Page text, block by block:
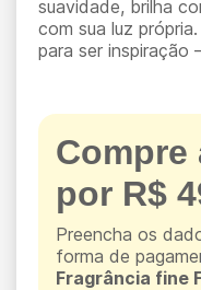
suavidade, brilha
com sua luz
para ser
Compre
por R$
Preencha os
forma de
Fragrância fine